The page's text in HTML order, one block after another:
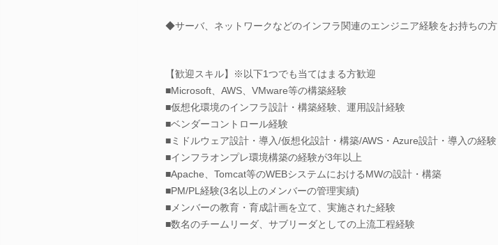
◆サーバ、ネットワークなどのインフラ関連のエンジニア経験をお持ちの方
【歓迎スキル】※以下1つでも当てはまる方歓迎
■Microsoft、AWS、VMware等の構築経験
■仮想化環境のインフラ設計・構築経験、運用設計経験
■ベンダーコントロール経験
■ミドルウェア設計・導入/仮想化設計・構築/AWS・Azure設計・導入の経験
■インフラオンプレ環境構築の経験が3年以上
■Apache、Tomcat等のWEBシステムにおけるMWの設計・構築
■PM/PL経験(3名以上のメンバーの管理実績)
■メンバーの教育・育成計画を立て、実施された経験
■数名のチームリーダ、サブリーダとしての上流工程経験